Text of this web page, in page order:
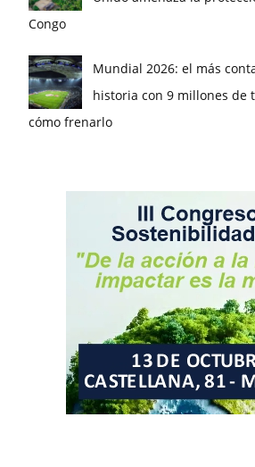
Congo
Mundial 2026: el más
historia con 9 millones de
cómo frenarlo